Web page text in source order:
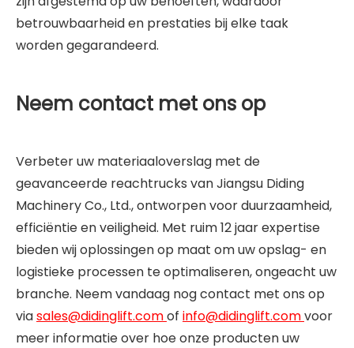
betrouwbaarheid en prestaties bij elke taak
worden gegarandeerd.
Neem contact met ons op
Verbeter uw materiaaloverslag met de
geavanceerde reachtrucks van Jiangsu Diding
Machinery Co., Ltd., ontworpen voor duurzaamheid,
efficiëntie en veiligheid. Met ruim 12 jaar expertise
bieden wij oplossingen op maat om uw opslag- en
logistieke processen te optimaliseren, ongeacht uw
branche. Neem vandaag nog contact met ons op
viasales@didinglift.comof info@didinglift.comvoor
meer informatie over hoe onze producten uw